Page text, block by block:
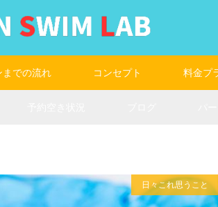
での流れ コンセプト 料金プ
日々これ思うこと